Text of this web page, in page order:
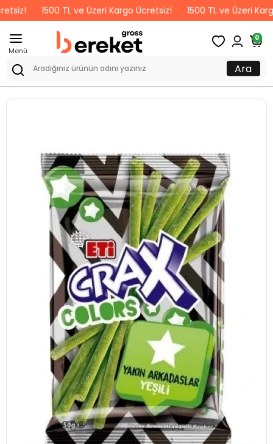
1500 TL ve Üzeri Kargo Ücretsiz! 1500 TL ve Üzeri Kargo
Menü
0
Ara